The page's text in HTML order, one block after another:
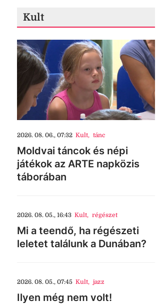
Kult
2026. 08. 06., 07:32 Kult, tánc
Moldvai táncok és népi
játékok az ARTE napközis
táborában
2026. 08. 05., 16:43 Kult, régészet
Mi a teendő, ha régészeti
leletet találunk a Dunában?
2026. 08. 05., 07:45 Kult, jazz
Ilyen még nem volt!